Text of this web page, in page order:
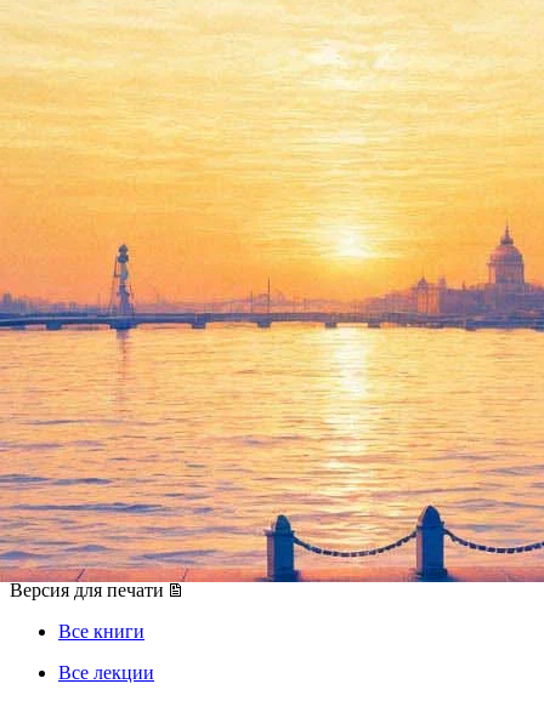
В "Порядке слов" расскажут
о сексе и моде в Советском
Союзе
08 сентября 2014, понедельник
19.30
Версия для печати
Все книги
Все лекции